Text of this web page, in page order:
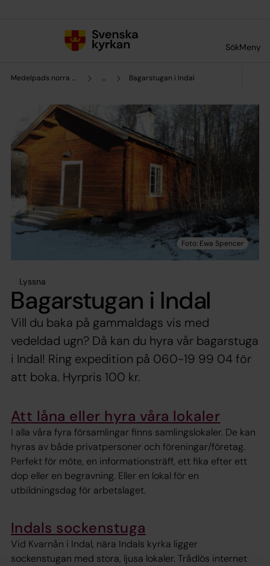
SökMeny
Medelpads norra pastorat ... Bagarstugan i Indal
Lyssna
Bagarstugan i Indal
Vill du baka på gammaldags vis med
vedeldad ugn? Då kan du hyra vår bagarstuga
i Indal! Ring expedition på 060-19 99 04 för
att boka. Hyrpris 100 kr.
Att låna eller hyra våra lokaler
I alla våra fyra församlingar finns samlingslokaler. De kan
hyras av både privatpersoner och föreningar/företag.
Perfekt för möte, en informationsträff, ett fika efter ett
dop eller en begravning. Eller en lokal för en
utbildningsdag för arbetslaget.
Indals sockenstuga
Vid Kvarnån i Indal, nära Indals kyrka ligger
sockenstugan med stora, ljusa lokaler. Trådlös internet